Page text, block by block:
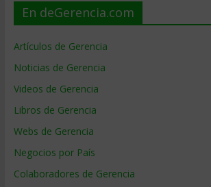
En deGerencia.com
Artículos de Gerencia
Noticias de Gerencia
Videos de Gerencia
Libros de Gerencia
Webs de Gerencia
Negocios por País
Colaboradores de Gerencia